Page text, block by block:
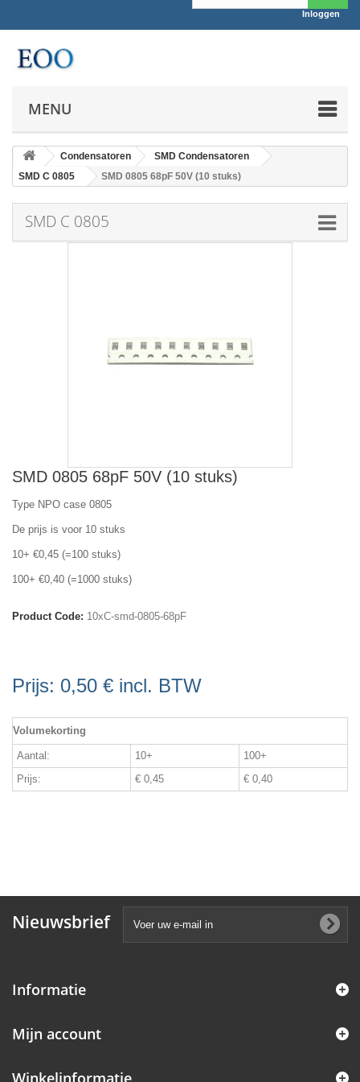
Inloggen
MENU
Condensatoren
SMD Condensatoren
SMD C 0805
SMD 0805 68pF 50V (10 stuks)
SMD C 0805
SMD 0805 68pF 50V (10 stuks)
Type NPO case 0805
De prijs is voor 10 stuks
10+ €0,45 (=100 stuks)
100+ €0,40 (=1000 stuks)
Product Code: 10xC-smd-0805-68pF
Prijs: 0,50 € incl. BTW
Volumekorting
Aantal: 10+
100+
Prijs:
€ 0,45 € 0,40
Nieuwsbrief
Informatie
Mijn account
Winkelinformatie